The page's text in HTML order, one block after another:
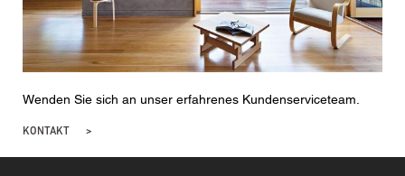
Wenden Sie sich an unser erfahrenes Kundenserviceteam.
KONTAKT